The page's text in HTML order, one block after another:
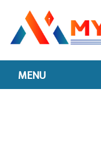
MENU